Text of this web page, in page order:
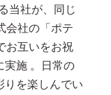
当社が、同じ
会社の「ポテ
お互いをお祝
実施 。日常の
りを楽しんでい